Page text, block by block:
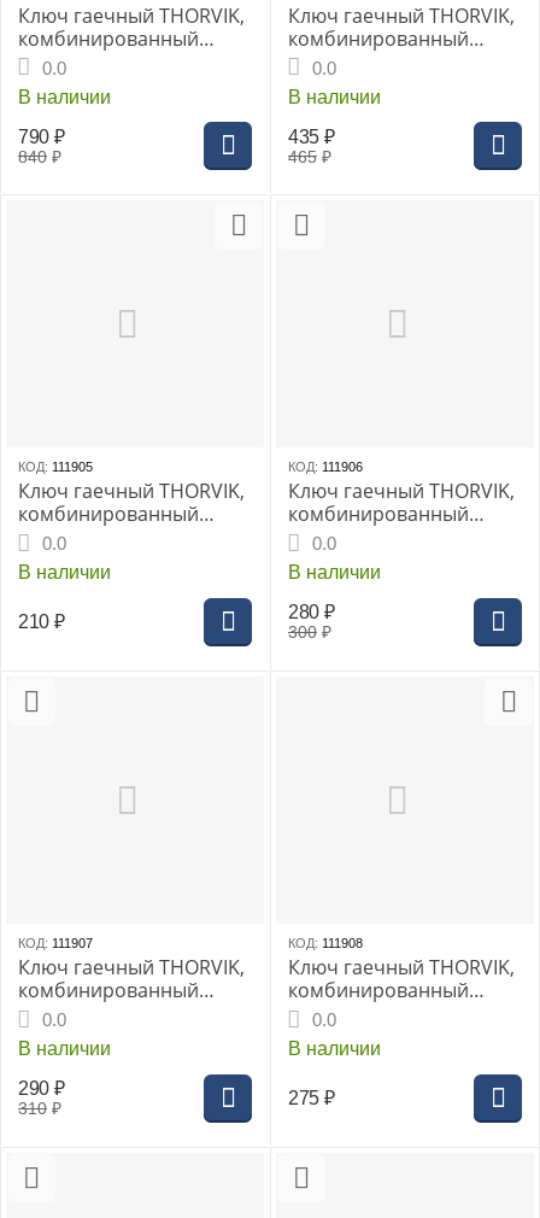
Ключ гаечный THORVIK,
комбинированный
трещоточный
карданный 18 мм
0.0
В наличии
840 ₽
790 ₽
Ключ гаечный THORVIK,
комбинированный
трещоточный
карданный 9 мм
0.0
В наличии
465 ₽
435 ₽
КОД: 111905
Ключ гаечный THORVIK,
комбинированный
трещоточный короткий
10 мм
0.0
В наличии
210 ₽
КОД: 111906
Ключ гаечный THORVIK,
комбинированный
трещоточный короткий
11 мм
0.0
В наличии
300 ₽
280 ₽
КОД: 111907
Ключ гаечный THORVIK,
комбинированный
трещоточный короткий
12 мм
0.0
В наличии
310 ₽
290 ₽
КОД: 111908
Ключ гаечный THORVIK,
комбинированный
трещоточный короткий
13 мм
0.0
В наличии
275 ₽